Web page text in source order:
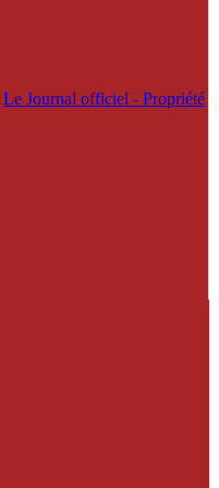
Le Journal officiel - Propriété